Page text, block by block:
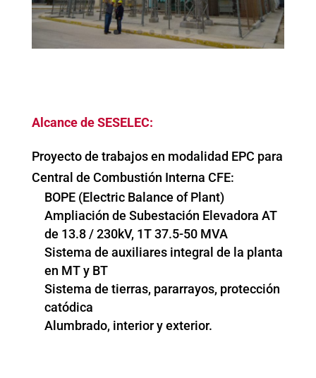
Alcance de SESELEC:
Proyecto de trabajos en modalidad EPC para
Central de Combustión Interna CFE:
BOPE (Electric Balance of Plant)
Ampliación de Subestación Elevadora AT
de 13.8 / 230kV, 1T 37.5-50 MVA
Sistema de auxiliares integral de la planta
en MT y BT
Sistema de tierras, pararrayos, protección
catódica
Alumbrado, interior y exterior.